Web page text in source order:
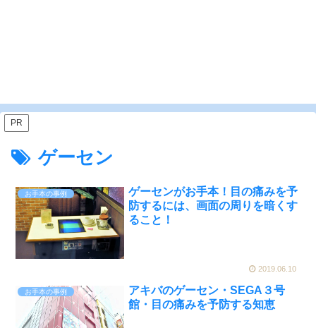
PR
ゲーセン
お手本の事例
ゲーセンがお手本！目の痛みを予
防するには、画面の周りを暗くす
ること！
2019.06.10
お手本の事例
アキバのゲーセン・SEGA３号
館・目の痛みを予防する知恵